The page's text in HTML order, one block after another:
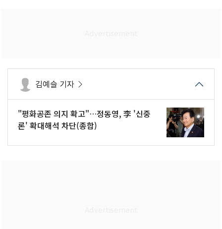
김예슬 기자
"평화공존 의지 확고"…정동영, 李 '신중
론' 확대해석 차단(종합)